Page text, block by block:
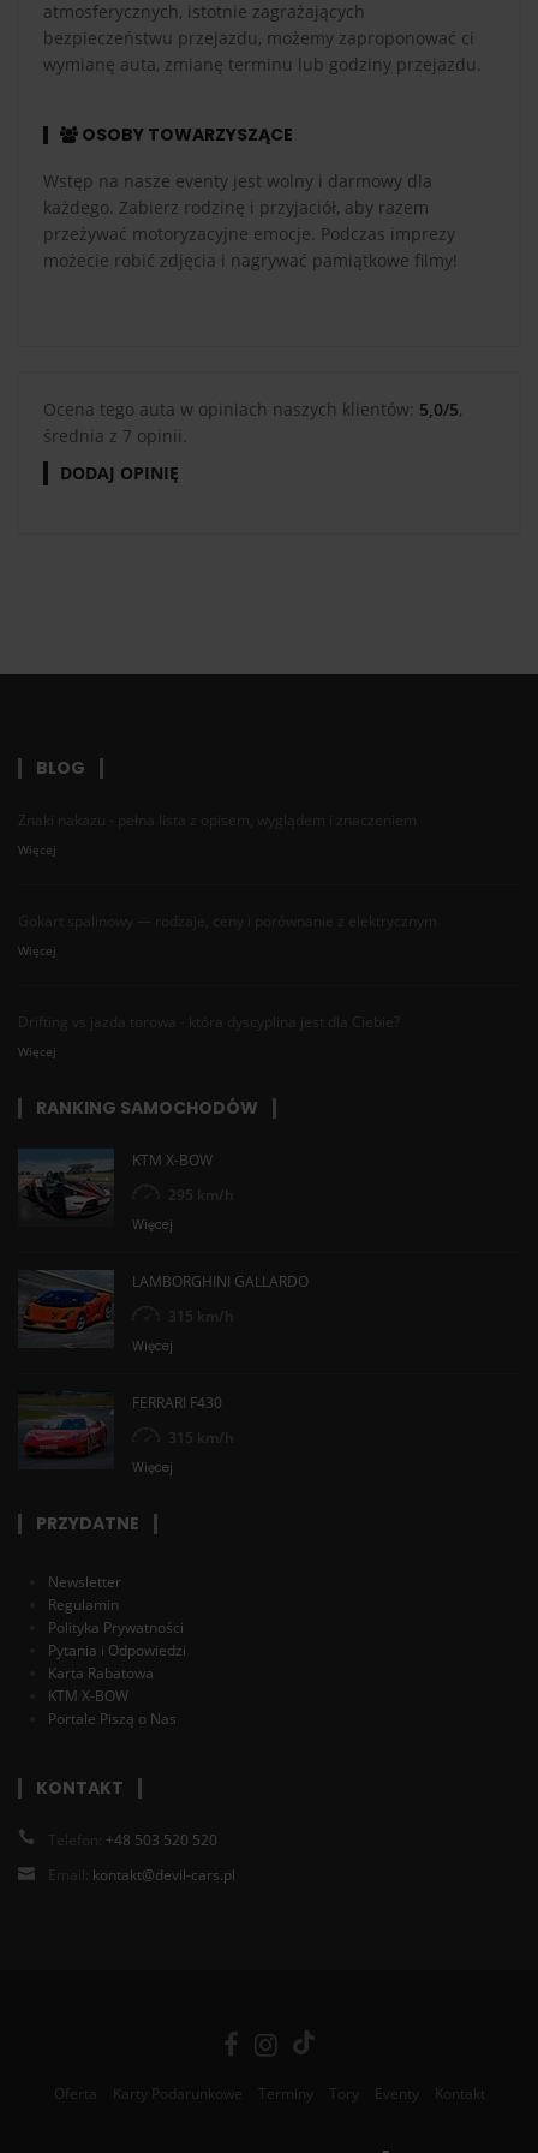
atmosferycznych, istotnie zagrażających
bezpieczeństwu przejazdu, możemy zaproponować ci
wymianę auta, zmianę terminu lub godziny przejazdu.
OSOBY TOWARZYSZĄCE
Wstęp na nasze eventy jest wolny i darmowy dla
każdego. Zabierz rodzinę i przyjaciół, aby razem
przeżywać motoryzacyjne emocje. Podczas imprezy
możecie robić zdjęcia i nagrywać pamiątkowe filmy!
Ocena tego auta w opiniach naszych klientów: 5,0/5,
średnia z 7 opinii.
DODAJ OPINIĘ
BLOG
Znaki nakazu - pełna lista z opisem, wyglądem i znaczeniem
Więcej
Gokart spalinowy — rodzaje, ceny i porównanie z elektrycznym
Więcej
Drifting vs jazda torowa - która dyscyplina jest dla Ciebie?
Więcej
RANKING SAMOCHODÓW
KTM X-BOW
295 km/h
Więcej
LAMBORGHINI GALLARDO
315 km/h
Więcej
FERRARI F430
315 km/h
Więcej
PRZYDATNE
Newsletter
Regulamin
Polityka Prywatności
Pytania i Odpowiedzi
Karta Rabatowa
KTM X-BOW
Portale Piszą o Nas
KONTAKT
Telefon: +48 503 520 520
Email: kontakt@devil-cars.pl
Oferta Karty Podarunkowe Terminy Tory Eventy Kontakt